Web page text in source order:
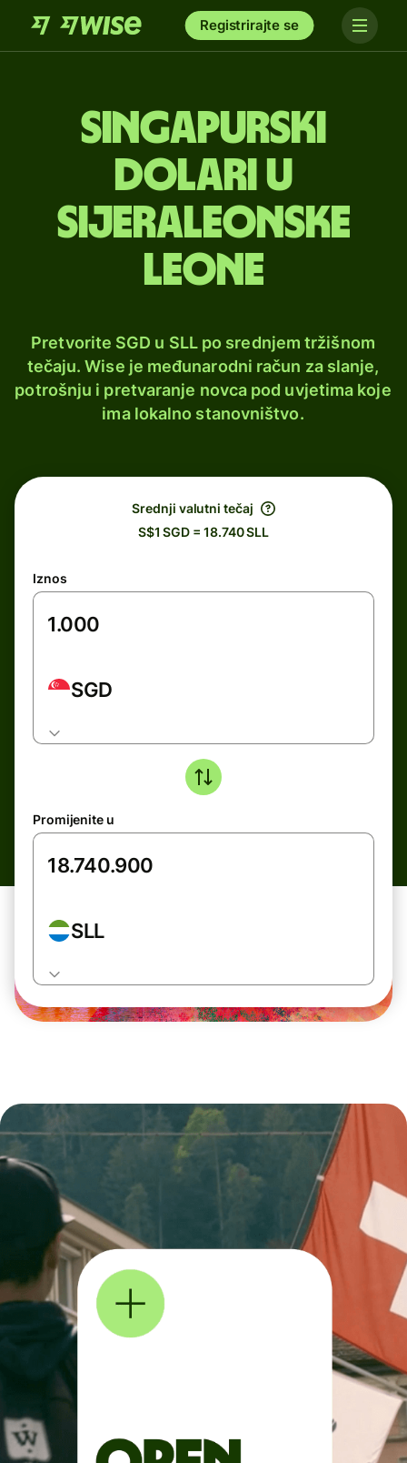
Registrirajte se
Singapurski
dolari u
sijeraleonske
leone
Pretvorite SGD u SLL po srednjem tržišnom
tečaju. Wise je međunarodni račun za slanje,
potrošnju i pretvaranje novca pod uvjetima koje
ima lokalno stanovništvo.
Srednji valutni tečaj
S$1 SGD = 18.740 SLL
Iznos
SGD
Promijenite u
SLL